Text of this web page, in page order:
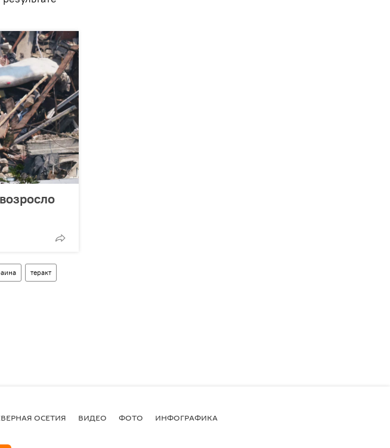
теракт
ОСЕТИЯ ВИДЕО ФОТО ИНФОГРАФИКА